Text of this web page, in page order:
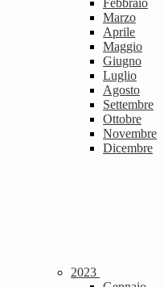
Febbraio
Marzo
Aprile
Maggio
Giugno
Luglio
Agosto
Settembre
Ottobre
Novembre
Dicembre
2023